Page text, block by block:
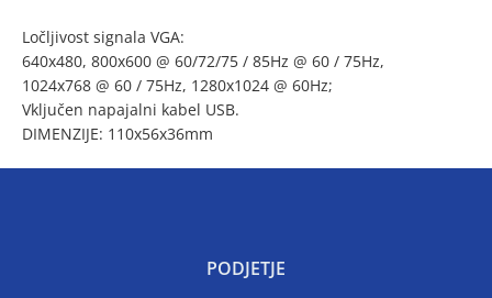
Ločljivost signala VGA:
640x480, 800x600 @ 60/72/75 / 85Hz @ 60 / 75Hz,
1024x768 @ 60 / 75Hz, 1280x1024 @ 60Hz;
Vključen napajalni kabel USB.
DIMENZIJE: 110x56x36mm
PODJETJE